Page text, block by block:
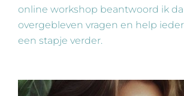
online workshop beantwoord ik
overgebleven vragen en help
een stapje verder.